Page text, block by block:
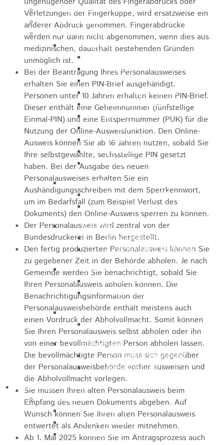
Kugelmarkt
Vereinsleben
Bike the Rock
Allgemein
Anfahrt
Unterkunft
Duschmöglichkeiten
Bike Waschplatz
EXPO
Palmares
Geschichte
Sponsoren
Presse
U9 - U15
Streckenbeschreibung
Ausschreibung
Marathon
Streckenbeschreibung
Ausschreibung Marathon
Enduro
Streckenbeschreibung
Ausschreibung
Pumptrack
Ausschreibung
Bundesliga
Streckenbeschreibung
Ausschreibung
Bildung / Familie
Soziales
Familienbüro
Ehrenamtsbörse
Tafelladen
Verletzungen der Fingerkuppe, wird ersatzweise ein
anderer Abdruck genommen. Fingerabdrücke
werden nur dann nicht abgenommen, wenn dies aus
medizinischen, dauerhaft bestehenden Gründen
unmöglich ist.
Bei der Beantragung IhresPersonalausweises
erhalten Sie einen PIN-Briefausgehändigt.
Personen unter 10 Jahren erhalten keinen PIN-Brief.
Dieser enthält eine Geheimnummer (fünfstellige
Einmal-PIN) und eine Entsperrnummer (PUK) für die
Nutzung der Online-Ausweisfunktion. Den Online-
Ausweis können Sie ab 16 Jahren nutzen, sobald Sie
Ihre selbstgewählte, sechsstellige PIN gesetzt
haben. Bei der Ausgabe des neuen
Personalausweises erhalten Sie ein
Aushändigungsschreiben mit dem Sperrkennwort,
um im Bedarfsfall (zum Beispiel Verlust des
Dokuments) den Online-Ausweis sperren zu können.
Der Personalausweis wird zentral von der
Bundesdruckerei in Berlin hergestellt.
Den fertig produzierten Personalausweis können Sie
zu gegebener Zeit in der Behörde abholen. Je nach
Gemeinde werden Sie benachrichtigt, sobald Sie
Ihren Personalausweis abholen können. Die
Benachrichtigungsinformation der
Personalausweisbehörde enthält meistens auch
einen Vordruck der Abholvollmacht. Somit können
Sie Ihren Personalausweis selbst abholen oder ihn
von einer bevollmächtigten Person abholen lassen.
Die bevollmächtigte Person muss sich gegenüber
der Personalausweisbehörde vorher ausweisen und
die Abholvollmacht vorlegen.
Sie müssen Ihren alten Personalausweis beim
Empfang des neuen Dokuments abgeben. Auf
Wunsch können Sie Ihren alten Personalausweis
entwertet als Andenken wieder mitnehmen.
Ab 1. Mai 2025 können Sie im Antragsprozess auch